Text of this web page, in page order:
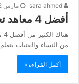
مارس 2, 2024
أفضل 4 معاهد تعليم الخياطة في تبوك
من النساء والفتيات
أكمل القراءة »